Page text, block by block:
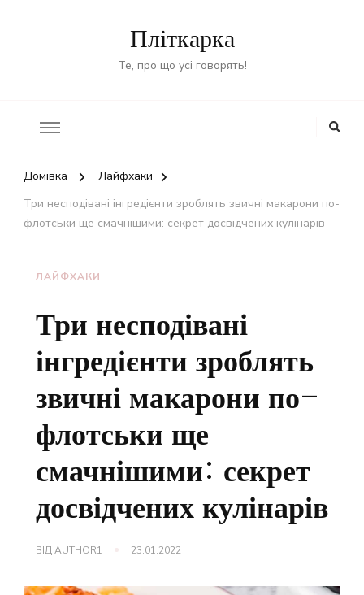
Пліткарка
Те, про що усі говорять!
Домівка
Лайфхаки
Три несподівані інгредієнти зроблять звичні макарони по-
флотськи ще смачнішими: секрет досвідчених кулінарів
ЛАЙФХАКИ
Три несподівані
інгредієнти зроблять
звичні макарони по-
флотськи ще
смачнішими: секрет
досвідчених кулінарів
ВІДAUTHOR1 23.01.2022